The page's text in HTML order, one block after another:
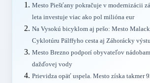
Mesto Piešťany pokračuje v modernizácii
leta investuje viac ako pol milióna eur
Na Vysokú bicyklom aj pešo: Mesto
Cyklotúru Pálffyho cesta aj Záhorácky
Mesto Brezno podporí obyvateľov
dažďovej vody
Prievidza opäť uspela. Mesto získa takmer